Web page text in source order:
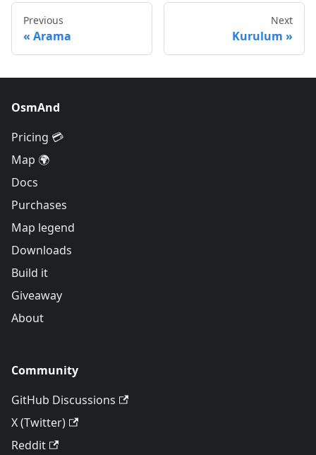
Previous
Arama
Next
Kurulum
OsmAnd
Pricing 💳
Map 🌍
Docs
Purchases
Map legend
Downloads
Build it
Giveaway
About
Community
GitHub Discussions
X (Twitter)
Reddit